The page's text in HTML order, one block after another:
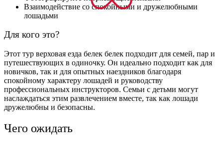
Взаимодействие со спокойными и дружелюбными
лошадьми
Для кого это?
Этот тур верховая езда белек белек подходит для семей, пар и
путешествующих в одиночку. Он идеально подходит как для
новичков, так и для опытных наездников благодаря
спокойному характеру лошадей и руководству
профессиональных инструкторов. Семьи с детьми могут
наслаждаться этим развлечением вместе, так как лошади
дружелюбны и безопасны.
Чего ожидать